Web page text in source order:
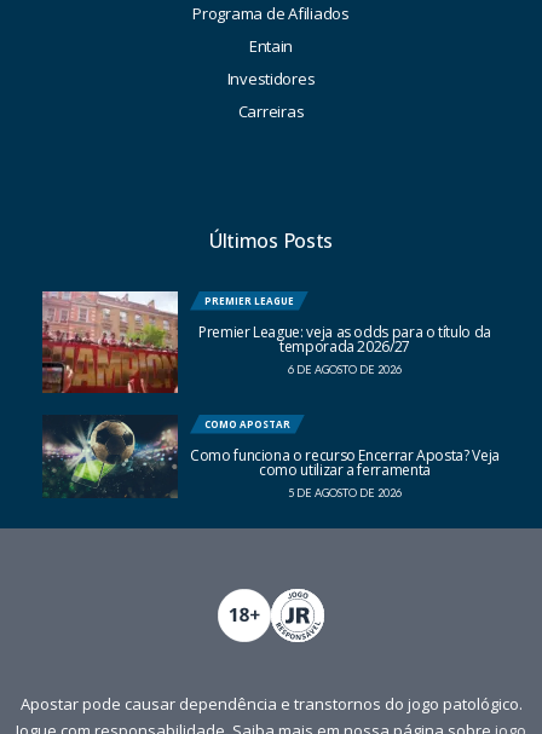
Programa de Afiliados
Entain
Investidores
Carreiras
Últimos Posts
PREMIER LEAGUE
Premier League: veja as odds para o título da
temporada 2026/27
6 DE AGOSTO DE 2026
COMO APOSTAR
Como funciona o recurso Encerrar Aposta? Veja
como utilizar a ferramenta
5 DE AGOSTO DE 2026
Apostar pode causar dependência e transtornos do jogo patológico.